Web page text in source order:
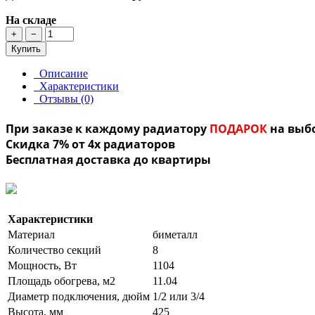
На складе
+
−
Купить
Описание
Характеристики
Отзывы (0)
При заказе к каждому радиатору ПОДАРОК на
Скидка 7% от 4х радиаторов
Бесплатная доставка до квартиры
Характеристики
Материал
биметалл
Количество секций
8
Мощность, Вт
1104
Площадь обогрева, м2
11.04
Диаметр подключения, дюйм 1/2 или 3/4
Высота, мм
425